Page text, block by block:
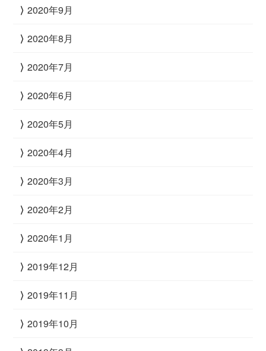
2020年9月
2020年8月
2020年7月
2020年6月
2020年5月
2020年4月
2020年3月
2020年2月
2020年1月
2019年12月
2019年11月
2019年10月